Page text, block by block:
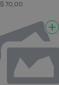
$ 70,00